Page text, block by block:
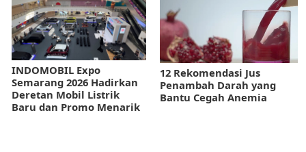
INDOMOBIL Expo
Semarang 2026 Hadirkan
Deretan Mobil Listrik
Baru dan Promo Menarik
12 Rekomendasi Jus
Penambah Darah yang
Bantu Cegah Anemia